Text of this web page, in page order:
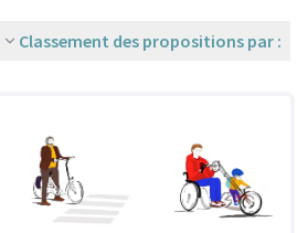
Classement des propositions par :